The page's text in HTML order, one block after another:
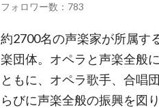
フォロワー数：783
約2700名の声楽家が所属す
楽団体。オペラと声楽全般
ともに、オペラ歌手、合唱
らびに声楽全般の振興を図